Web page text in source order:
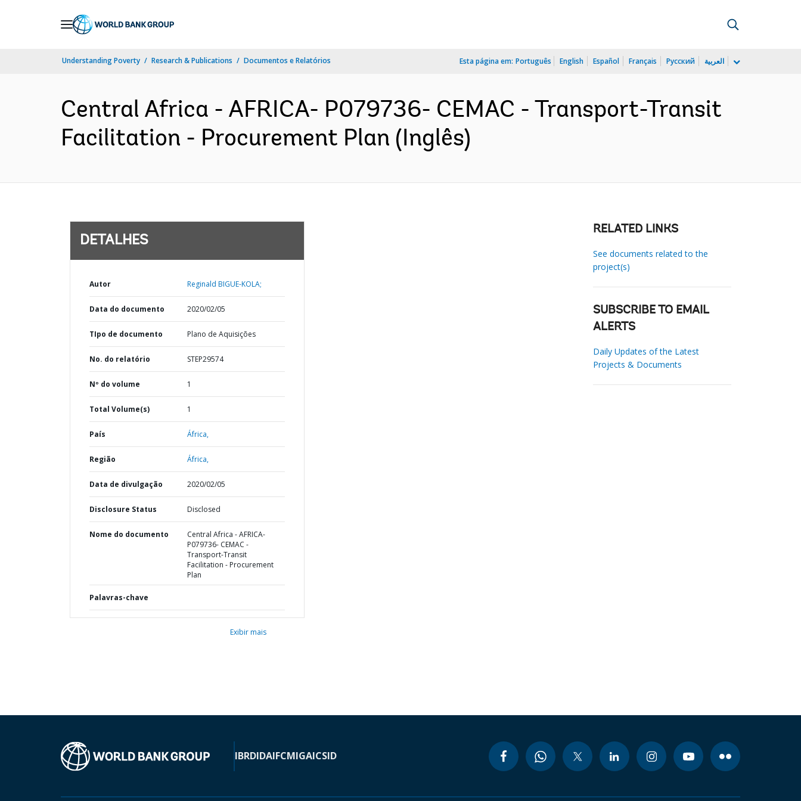
Understanding Poverty Research & Publications Documentos e Relatórios Esta página em: Português English Español Français Русский العربية
Central Africa - AFRICA- P079736- CEMAC - Transport-Transit
Facilitation - Procurement Plan (Inglês)
DETALHES
Autor Reginald BIGUE-KOLA;
Data do documento 2020/02/05
TIpo de documento Plano de Aquisições
No. do relatório STEP29574
Nº do volume 1
Total Volume(s) 1
País África,
Região África,
Data de divulgação 2020/02/05
Disclosure Status Disclosed
Nome do documento
Central Africa - AFRICA-
P079736- CEMAC -
Transport-Transit
Facilitation - Procurement
Plan
Palavras-chave
Exibir mais
RELATED LINKS
See documents related to the
project(s)
SUBSCRIBE TO EMAIL
ALERTS
Daily Updates of the Latest
Projects & Documents
IBRDIDAIFCMIGAICSID